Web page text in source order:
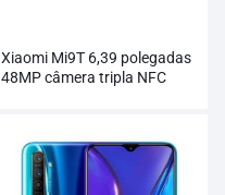
Xiaomi Mi9T 6,39 polegadas
48MP câmera tripla NFC